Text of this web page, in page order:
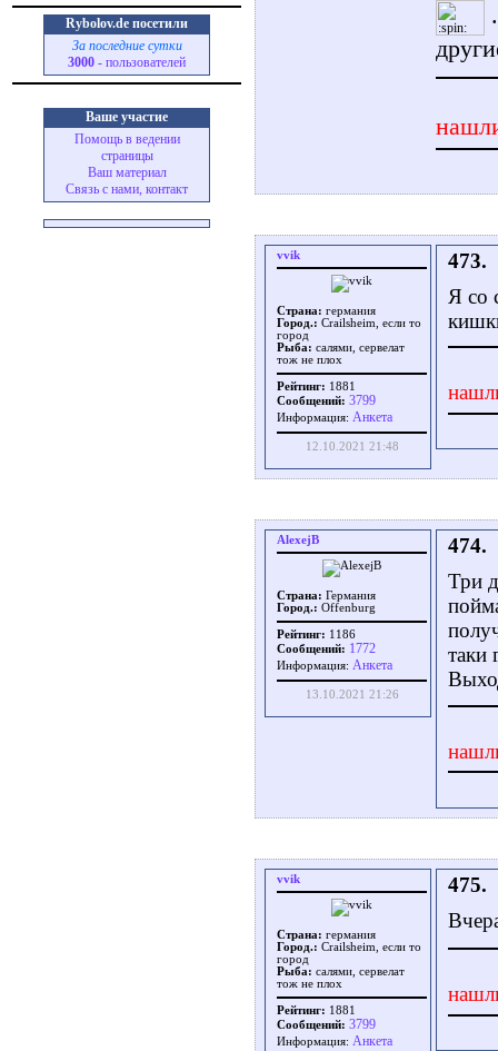
Rybolov.de посетили
За последние сутки
3000 - пользователей
Ваше участие
Помощь в ведении
страницы
Ваш материал
Связь с нами, контакт
vvik
Страна: германия
Город.: Crailsheim, если то
город
Рыба: салями, сервелат
тож не плох
Рейтинг: 1881
Сообщений: 3799
Информация: Aнкета
12.10.2021 21:48
473.
Я со
AlexejB
Страна: Германия
Город.: Offenburg
Рейтинг: 1186
Сообщений: 1772
Информация: Aнкета
13.10.2021 21:26
474.
Три
таки
vvik
Страна: германия
Город.: Crailsheim, если то
город
Рыба: салями, сервелат
тож не плох
Рейтинг: 1881
Сообщений: 3799
Информация: Aнкета
475.